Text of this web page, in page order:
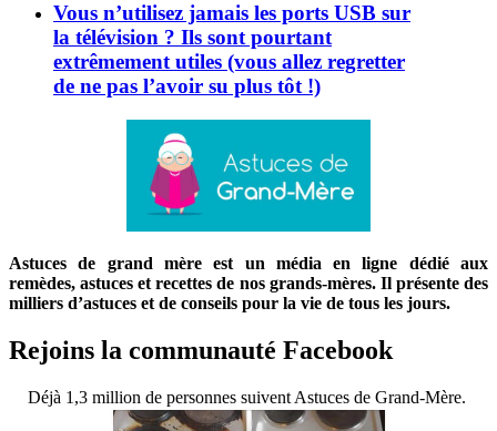
Vous n’utilisez jamais les ports USB sur
la télévision ? Ils sont pourtant
extrêmement utiles (vous allez regretter
de ne pas l’avoir su plus tôt !)
Astuces de grand mère est un média en ligne dédié aux
remèdes, astuces et recettes de nos grands-mères. Il présente des
milliers d’astuces et de conseils pour la vie de tous les jours.
Rejoins la communauté Facebook
Déjà 1,3 million de personnes suivent Astuces de Grand-Mère.